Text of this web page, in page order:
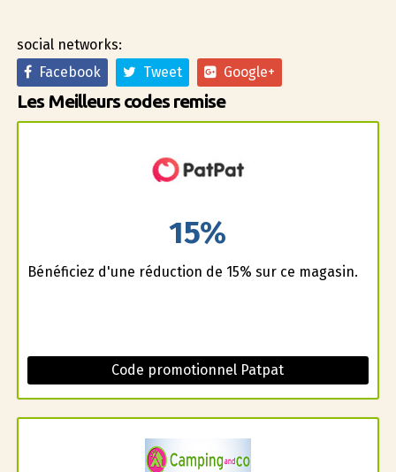
social networks:
Facebook
Tweet Google+
Les Meilleurs codes remise
15%
Bénéficiez d'une réduction de 15% sur ce magasin.
Code promotionnel Patpat